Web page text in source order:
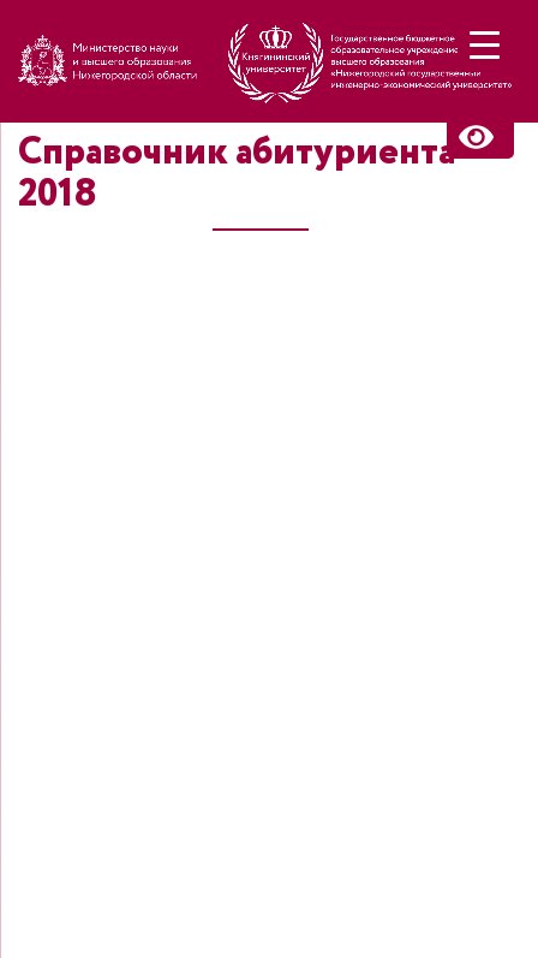
Справочник абитуриента
2018